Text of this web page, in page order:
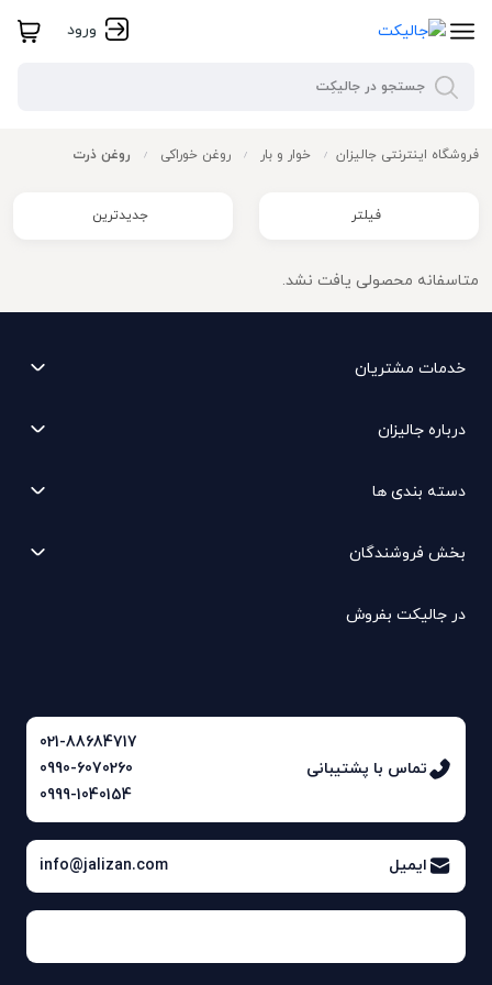
ورود
فروشگاه اینترنتی جالیزان / خوار و بار / روغن خوراکی / روغن ذرت
فیلتر جدیدترین
متاسفانه محصولی یافت نشد.
خدمات مشتریان
درباره جالیزان
دسته بندی ها
بخش فروشندگان
در جالیکت بفروش
تماس با پشتیبانی
021-88684717
0990-6070260
0999-1040154
ایمیل info@jalizan.com